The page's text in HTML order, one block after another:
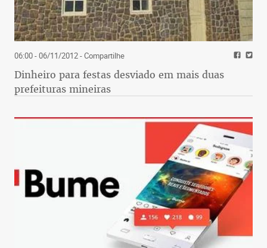
06:00 - 06/11/2012- Compartilhe
Dinheiro para festas desviado em mais duas
prefeituras mineiras